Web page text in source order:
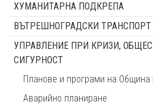
ХУМАНИТАРНА ПОДКРЕПА
ВЪТРЕШНОГРАДСКИ ТРАНСПОРТ
УПРАВЛЕНИЕ ПРИ КРИЗИ,
СИГУРНОСТ
Планове и програми на Община
Аварийно планиране